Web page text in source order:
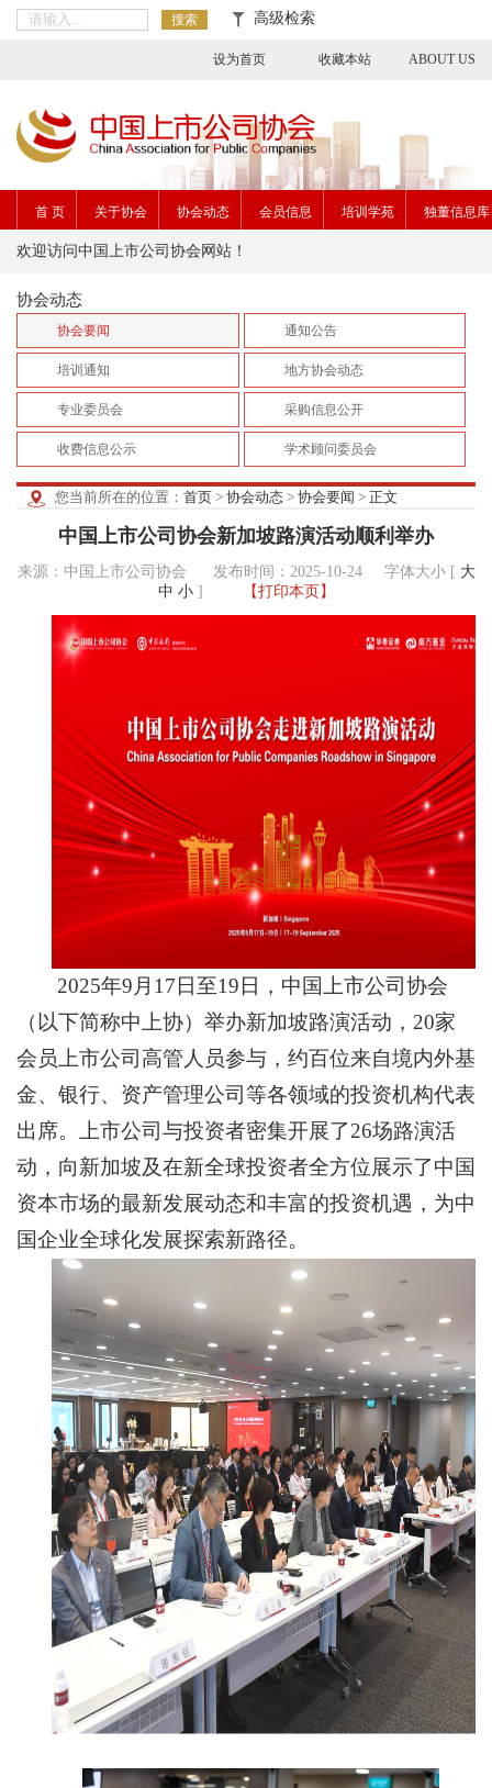
设为首页 收藏本站 ABOUT US
搜索 高级检索
首 页 关于协会 协会动态 会员信息 培训学苑 独董信息库
欢迎访问中国上市公司协会网站！
协会动态
协会要闻 通知公告
培训通知 地方协会动态
专业委员会 采购信息公开
收费信息公示 学术顾问委员会
您当前所在的位置： 首页 > 协会动态 > 协会要闻 > 正文
中国上市公司协会新加坡路演活动顺利举办
来源：中国上市公司协会 发布时间：2025-10-24 字体大小 [ 大
中 小] 【打印本页】
2025年9月17日至19日，中国上市公司协会
（以下简称中上协）举办新加坡路演活动，20家
会员上市公司高管人员参与，约百位来自境内外基
金、银行、资产管理公司等各领域的投资机构代表
出席。上市公司与投资者密集开展了26场路演活
动，向新加坡及在新全球投资者全方位展示了中国
资本市场的最新发展动态和丰富的投资机遇，为中
国企业全球化发展探索新路径。